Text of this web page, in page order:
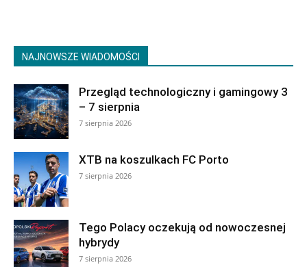
NAJNOWSZE WIADOMOŚCI
Przegląd technologiczny i gamingowy 3
– 7 sierpnia
7 sierpnia 2026
XTB na koszulkach FC Porto
7 sierpnia 2026
Tego Polacy oczekują od nowoczesnej
hybrydy
7 sierpnia 2026